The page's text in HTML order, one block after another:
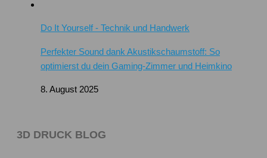
Do It Yourself - Technik und Handwerk
Perfekter Sound dank Akustikschaumstoff: So
optimierst du dein Gaming-Zimmer und Heimkino
8. August 2025
3D DRUCK BLOG